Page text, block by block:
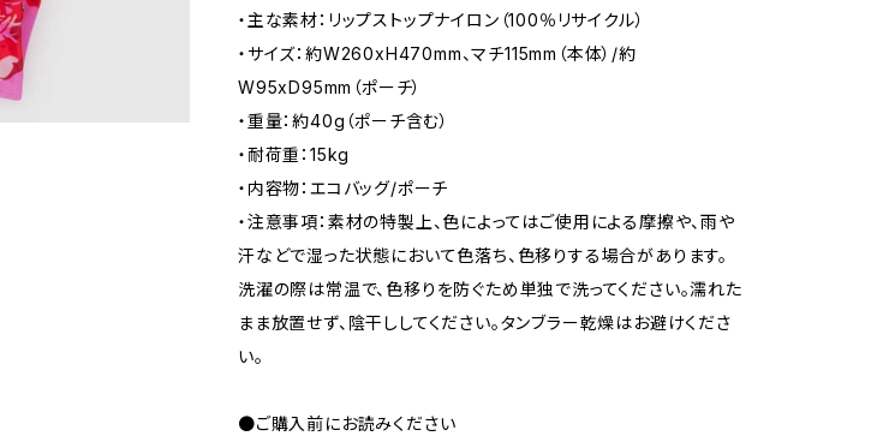
・主な素材：リップストップナイロン（100％リサイクル）
・サイズ：約W260xH470mm、マチ115mm（本体）/約
W95xD95mm（ポーチ）
・重量：約40g（ポーチ含む）
・耐荷重：15kg
・内容物：エコバッグ/ポーチ
・注意事項：素材の特製上、色によってはご使用による摩擦や、雨や
汗などで湿った状態において色落ち、色移りする場合があります。
洗濯の際は常温で、色移りを防ぐため単独で洗ってください。濡れた
まま放置せず、陰干ししてください。タンブラー乾燥はお避けくださ
い。
●ご購入前にお読みください